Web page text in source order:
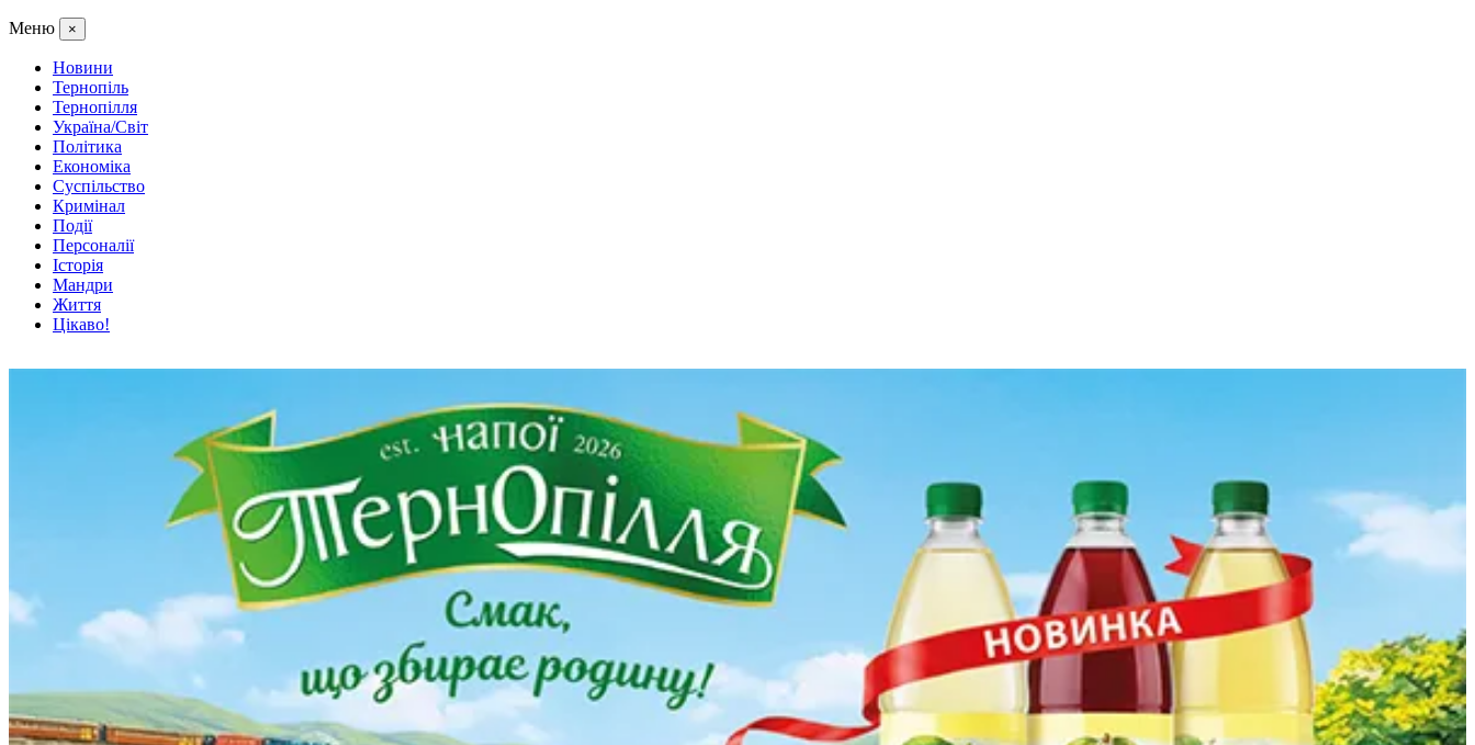
Меню ×
Новини
Тернопіль
Тернопілля
Україна/Світ
Політика
Економіка
Суспільство
Кримінал
Події
Персоналії
Історія
Мандри
Життя
Цікаво!